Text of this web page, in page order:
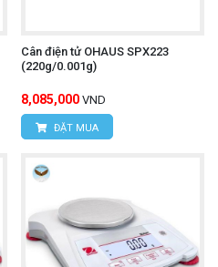
Cân điện tử OHAUS SPX223
(220g/0.001g)
8,085,000 VND
ĐẶT MUA